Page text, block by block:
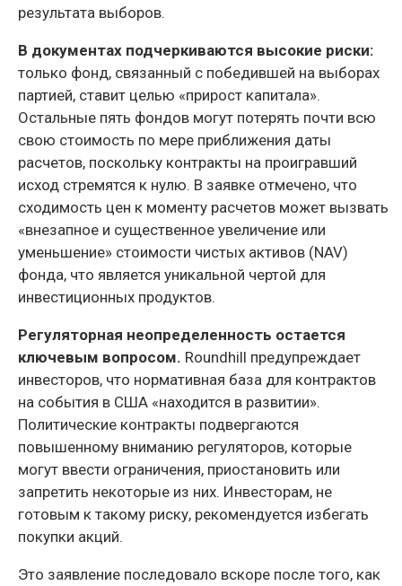
результата выборов.
В документах подчеркиваются высокие риски:
только фонд, связанный с победившей на выборах
партией, ставит целью «прирост капитала».
Остальные пять фондов могут потерять почти всю
свою стоимость по мере приближения даты
расчетов, поскольку контракты на проигравший
исход стремятся к нулю. В заявке отмечено, что
сходимость цен к моменту расчетов может вызвать
«внезапное и существенное увеличение или
уменьшение» стоимости чистых активов (NAV)
фонда, что является уникальной чертой для
инвестиционных продуктов.
Регуляторная неопределенность остается
ключевым вопросом. Roundhill предупреждает
инвесторов, что нормативная база для контрактов
на события в США «находится в развитии».
Политические контракты подвергаются
повышенному вниманию регуляторов, которые
могут ввести ограничения, приостановить или
запретить некоторые из них. Инвесторам, не
готовым к такому риску, рекомендуется избегать
покупки акций.
Это заявление последовало вскоре после того, как